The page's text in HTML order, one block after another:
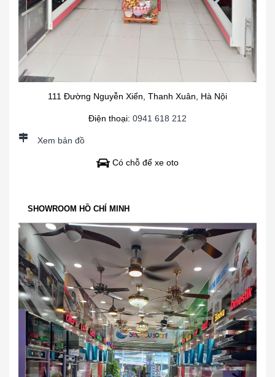
111 Đường Nguyễn Xiển, Thanh Xuân, Hà Nội
Điện thoại: 0941 618 212
Xem bản đồ
Có chỗ để xe oto
SHOWROOM HỒ CHÍ MINH